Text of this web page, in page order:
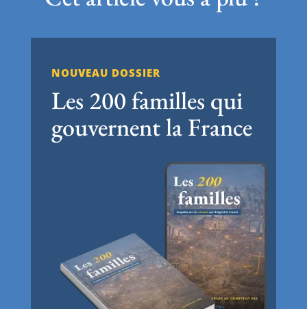
NOUVEAU DOSSIER
Les 200 familles qui
gouvernent la France